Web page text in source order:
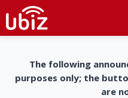
The following
purposes only; the
are